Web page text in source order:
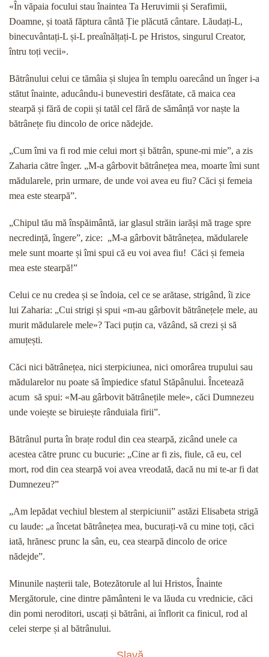
«În văpaia focului stau înaintea Ta Heruvimii și Serafimii,
Doamne, și toată făptura cântă Ție plăcută cântare. Lăudați-L,
binecuvântați-L și-L preaînălțați-L pe Hristos, singurul Creator,
întru toți vecii».
Bătrânului celui ce tămâia și slujea în templu oarecând un înger i-a
stătut înainte, aducându-i bunevestiri desfătate, că maica cea
stearpă și fără de copii și tatăl cel fără de sămânță vor naște la
bătrânețe fiu dincolo de orice nădejde.
„Cum îmi va fi rod mie celui mort și bătrân, spune-mi mie”, a zis
Zaharia către înger. „M-a gârbovit bătrânețea mea, moarte îmi sunt
mădularele, prin urmare, de unde voi avea eu fiu? Căci și femeia
mea este stearpă”.
„Chipul tău mă înspăimântă, iar glasul străin iarăși mă trage spre
necredință, îngere”, zice: „M-a gârbovit bătrânețea, mădularele
mele sunt moarte și îmi spui că eu voi avea fiu! Căci și femeia
mea este stearpă!”
Celui ce nu credea și se îndoia, cel ce se arătase, strigând, îi zice
lui Zaharia: „Cui strigi și spui «m-au gârbovit bătrânețele mele, au
murit mădularele mele»? Taci puțin ca, văzând, să crezi și să
amuțești.
Căci nici bătrânețea, nici sterpiciunea, nici omorârea trupului sau
mădularelor nu poate să împiedice sfatul Stăpânului. Încetează
acum să spui: «M-au gârbovit bătrânețile mele», căci Dumnezeu
unde voiește se biruiește rânduiala firii”.
Bătrânul purta în brațe rodul din cea stearpă, zicând unele ca
acestea către prunc cu bucurie: „Cine ar fi zis, fiule, că eu, cel
mort, rod din cea stearpă voi avea vreodată, dacă nu mi te-ar fi dat
Dumnezeu?”
„Am lepădat vechiul blestem al sterpiciunii” astăzi Elisabeta strigă
cu laude: „a încetat bătrânețea mea, bucurați-vă cu mine toți, căci
iată, hrănesc prunc la sân, eu, cea stearpă dincolo de orice
nădejde”.
Minunile nașterii tale, Botezătorule al lui Hristos, Înainte
Mergătorule, cine dintre pământeni le va lăuda cu vrednicie, căci
din pomi neroditori, uscați și bătrâni, ai înflorit ca finicul, rod al
celei sterpe și al bătrânului.